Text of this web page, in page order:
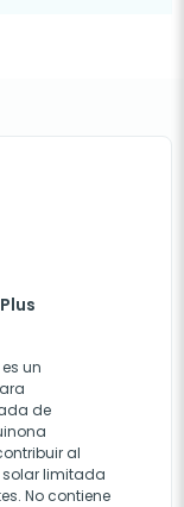
un
de
al
solar limitada
No contiene